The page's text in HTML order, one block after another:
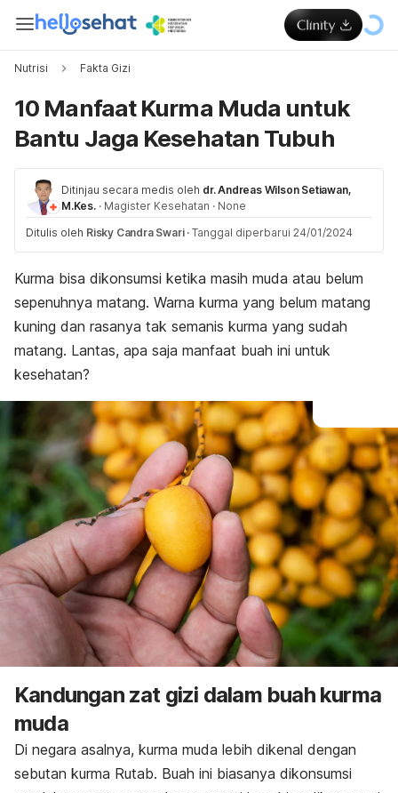
Nutrisi Fakta Gizi
10 Manfaat Kurma Muda untuk
Bantu Jaga Kesehatan Tubuh
Ditinjau secara medis oleh dr. Andreas Wilson Setiawan,
M.Kes. · Magister Kesehatan · None
Ditulis oleh Risky Candra Swari · Tanggal diperbarui 24/01/2024
Kurma bisa dikonsumsi ketika masih muda atau belum
sepenuhnya matang. Warna kurma yang belum matang
kuning dan rasanya tak semanis kurma yang sudah
matang. Lantas, apa saja manfaat buah ini untuk
kesehatan?
Kandungan zat gizi dalam buah kurma
muda
Di negara asalnya, kurma muda lebih dikenal dengan
sebutan kurma Rutab. Buah ini biasanya dikonsumsi